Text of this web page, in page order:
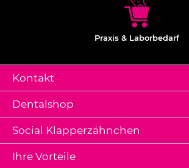
Praxis & Laborbedarf
Kontakt
Dentalshop
Ihre Vorteile
Social Klapperzähnchen